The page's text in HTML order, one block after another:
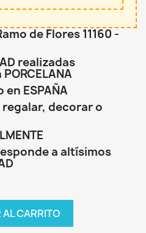
de Flores 11160 -
realizadas
ESPAÑA
decorar o
a altísimos
CARRITO